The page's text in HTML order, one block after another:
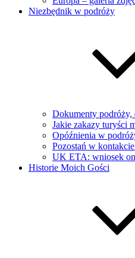
Niezbędnik w podróży
Dokumenty
Jakie zakazy turyści
Opóźnienia w
Pozostań w
UK ETA: wniosek
Historie Moich Gości